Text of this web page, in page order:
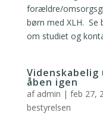
forældre/
børn med XLH. Se
om studiet og
Videnskabelig
åben igen
af admin | feb 27,
bestyrelsen